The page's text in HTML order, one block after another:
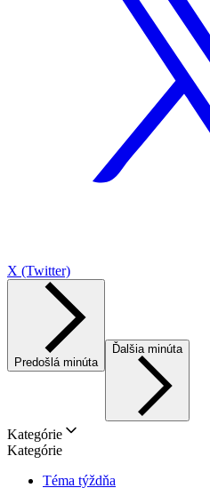
X (Twitter)
Predošlá minúta
Ďalšia minúta
Kategórie
Kategórie
Téma týždňa